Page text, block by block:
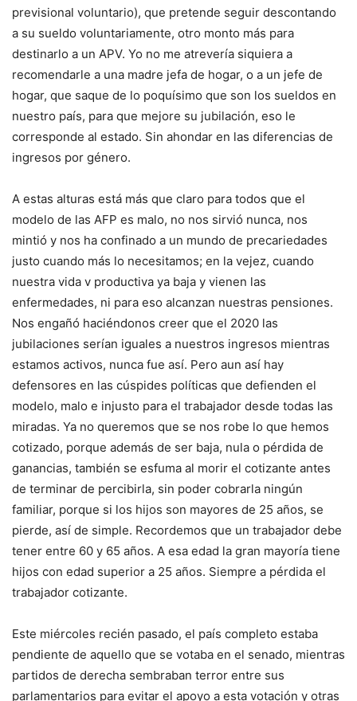
previsional voluntario), que pretende seguir descontando
a su sueldo voluntariamente, otro monto más para
destinarlo a un APV. Yo no me atrevería siquiera a
recomendarle a una madre jefa de hogar, o a un jefe de
hogar, que saque de lo poquísimo que son los sueldos en
nuestro país, para que mejore su jubilación, eso le
corresponde al estado. Sin ahondar en las diferencias de
ingresos por género.
A estas alturas está más que claro para todos que el
modelo de las AFP es malo, no nos sirvió nunca, nos
mintió y nos ha confinado a un mundo de precariedades
justo cuando más lo necesitamos; en la vejez, cuando
nuestra vida v productiva ya baja y vienen las
enfermedades, ni para eso alcanzan nuestras pensiones.
Nos engañó haciéndonos creer que el 2020 las
jubilaciones serían iguales a nuestros ingresos mientras
estamos activos, nunca fue así. Pero aun así hay
defensores en las cúspides políticas que defienden el
modelo, malo e injusto para el trabajador desde todas las
miradas. Ya no queremos que se nos robe lo que hemos
cotizado, porque además de ser baja, nula o pérdida de
ganancias, también se esfuma al morir el cotizante antes
de terminar de percibirla, sin poder cobrarla ningún
familiar, porque si los hijos son mayores de 25 años, se
pierde, así de simple. Recordemos que un trabajador debe
tener entre 60 y 65 años. A esa edad la gran mayoría tiene
hijos con edad superior a 25 años. Siempre a pérdida el
trabajador cotizante.
Este miércoles recién pasado, el país completo estaba
pendiente de aquello que se votaba en el senado, mientras
partidos de derecha sembraban terror entre sus
parlamentarios para evitar el apoyo a esta votación y otras